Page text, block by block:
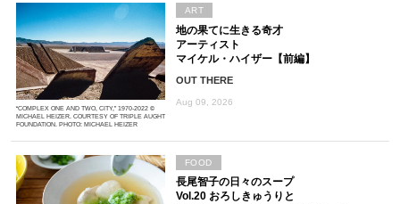
“COMPLEX ONE AND TWO, CITY,” 1970-2022 ©
MICHAEL HEIZER. COURTESY OF TRIPLE AUGHT
FOUNDATION. PHOTO: MICHAEL HEIZER
地の果てに生きる奇才
アーティスト
マイケル・ハイザー【前編】
OUT THERE
Aug 09, 2026
ART
長尾智子の日々のスープ
Vol.20 おろしきゅうりと
FOOD